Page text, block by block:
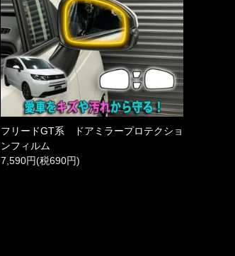
フリードGT系 ドアミラープロテクショ
ンフィルム
7,590円(税690円)